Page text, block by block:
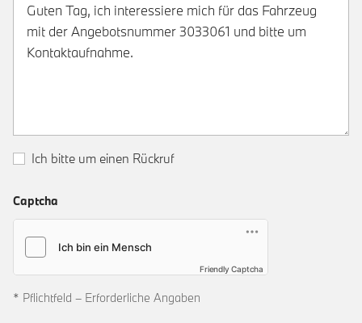
Ich bitte um einen Rückruf
Captcha
Friendly Captcha
* Pflichtfeld – Erforderliche Angaben